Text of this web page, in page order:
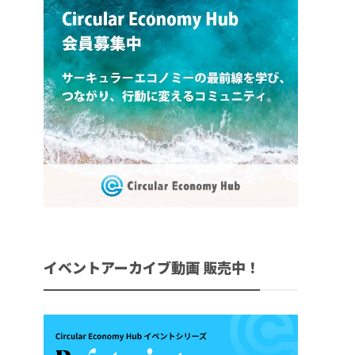
イベントアーカイブ動画 販売中！